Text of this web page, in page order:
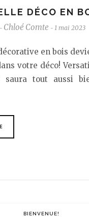
DÉCO EN
- Chloé Comte - 1 mai 2023
en bois
votre déco!
saura tout aussi
BIENVENUE!